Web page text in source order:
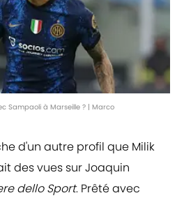
Sampaoli à Marseille ? | Marco
d'un autre profil que Milik
des vues sur Joaquin
dello Sport. Prêté avec